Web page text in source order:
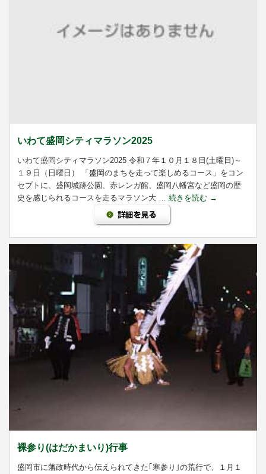
いわて盛岡シティマラソン2025
いわて盛岡シティマラソン2025 令和７年１０月１８日(土曜日)～
１９日（日曜日） 「盛岡のまちを走って楽しめるコース」をコン
セプトに、盛岡城跡公園、赤レンガ館、盛岡八幡宮など盛岡の歴
史を感じられるコースを走るマラソン大 …続きを読む →
裸参り(はだかまいり)行事
盛岡市に藩政時代から伝えられてきた｢寒参り｣の荒行で、１月１